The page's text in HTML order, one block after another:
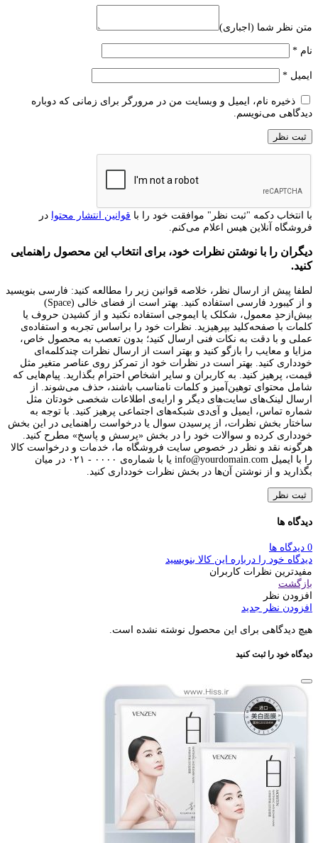
متن نظر شما (اجباری)
نام *
ایمیل *
ذخیره نام، ایمیل و وبسایت من در مرورگر برای زمانی که دوباره
دیدگاهی می‌نویسم.
با انتخاب دکمه "ثبت نظر" موافقت خود را با قوانین انتشار محتوا در
فروشگاه آنلاین هیس اعلام می‌کنم.
دیگران را با نوشتن نظرات خود، برای انتخاب این محصول راهنمایی
کنید.
لطفا پیش از ارسال نظر، خلاصه قوانین زیر را مطالعه کنید: فارسی بنویسید
و از کیبورد فارسی استفاده کنید. بهتر است از فضای خالی (Space)
بیش‌از‌حدِ معمول، شکلک یا ایموجی استفاده نکنید و از کشیدن حروف یا
کلمات با صفحه‌کلید بپرهیزید. نظرات خود را براساس تجربه و استفاده‌ی
عملی و با دقت به نکات فنی ارسال کنید؛ بدون تعصب به محصول خاص،
مزایا و معایب را بازگو کنید و بهتر است از ارسال نظرات چندکلمه‌‌ای
خودداری کنید. بهتر است در نظرات خود از تمرکز روی عناصر متغیر مثل
قیمت، پرهیز کنید. به کاربران و سایر اشخاص احترام بگذارید. پیام‌هایی که
شامل محتوای توهین‌آمیز و کلمات نامناسب باشند، حذف می‌شوند. از
ارسال لینک‌های سایت‌های دیگر و ارایه‌ی اطلاعات شخصی خودتان مثل
شماره تماس، ایمیل و آی‌دی شبکه‌های اجتماعی پرهیز کنید. با توجه به
ساختار بخش نظرات، از پرسیدن سوال یا درخواست راهنمایی در این بخش
خودداری کرده و سوالات خود را در بخش «پرسش و پاسخ» مطرح کنید.
هرگونه نقد و نظر در خصوص سایت فروشگاه ما، خدمات و درخواست کالا
را با ایمیل info@yourdomain.com یا با شماره‌ی ۰۰۰۰ - ۰۲۱ در میان
بگذارید و از نوشتن آن‌ها در بخش نظرات خودداری کنید.
ثبت نظر
دیدگاه ها
0 دیدگاه ها
دیدگاه خود را درباره این کالا بنویسید
مفیدترین نظرات کاربران
بازگشت
افزودن نظر
افزودن نظر جدید
هیچ دیدگاهی برای این محصول نوشته نشده است.
دیدگاه خود را ثبت کنید